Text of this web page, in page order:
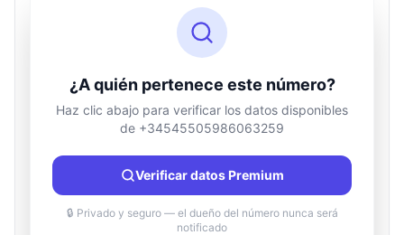
Información de ubicación
País
Desconocido
Ciudad
Desconocido
Región
Desconocido
¿A quién pertenece este número?
Haz clic abajo para verificar los datos disponibles
de +34545505986063259
Verificar datos Premium
🔒 Privado y seguro — el dueño del número nunca será
notificado